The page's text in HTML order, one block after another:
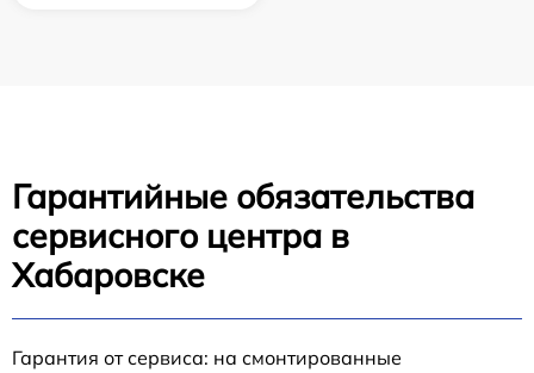
Гарантийные обязательства
сервисного центра в
Хабаровске
Гарантия от сервиса: на смонтированные